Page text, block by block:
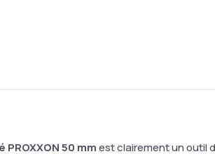
50 mmest clairement un outil